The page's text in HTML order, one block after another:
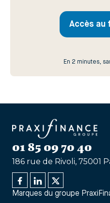
Accès au
En 2 minutes,
01 85 09 70 40
186 rue de Rivoli, 75001
Marques du groupe